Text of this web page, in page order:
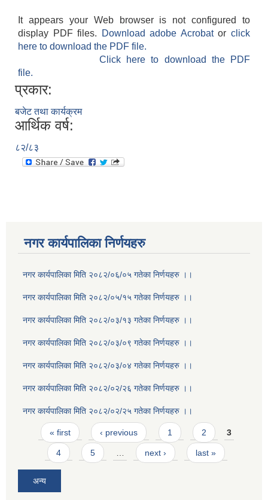
It appears your Web browser is not configured to
display PDF files.
Download adobe Acrobatorclick
here to download the PDF file.
Click here to download the PDF
file.
प्रकार:
बजेट तथा कार्यक्रम
आर्थिक वर्ष:
८२/८३
नगर कार्यपालिका निर्णयहरु
नगर कार्यपालिका मिति २०८२/०६/०५ गतेका निर्णयहरु ।।
नगर कार्यपालिका मिति २०८२/०५/१५ गतेका निर्णयहरु ।।
नगर कार्यपालिका मिति २०८२/०३/१३ गतेका निर्णयहरु ।।
नगर कार्यपालिका मिति २०८२/०३/०९ गतेका निर्णयहरु ।।
नगर कार्यपालिका मिति २०८२/०३/०४ गतेका निर्णयहरु ।।
नगर कार्यपालिका मिति २०८२/०२/२६ गतेका निर्णयहरु ।।
नगर कार्यपालिका मिति २०८२/०२/२५ गतेका निर्णयहरु ।।
Pages
« first ‹ previous 1 2 3
4 5 … next › last »
अन्य